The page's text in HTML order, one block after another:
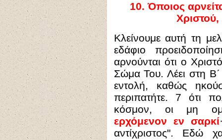
10. Όποιος
Χριστού,
Κλείνουμε αυτή τη
εδάφιο
αρνούνται ότι ο
Σώμα Του. Λέει στη
εντολή, καθώς
περιπατήτε. 7 ότι
κόσμον, οι μη
ερχόμενον εν σαρκί
αντίχριστος". Εδώ